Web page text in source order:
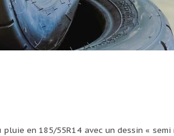
en 185/55R14 avec un dessin «